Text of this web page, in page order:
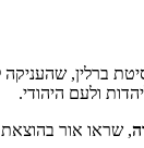
ברלין,
, שראו אור